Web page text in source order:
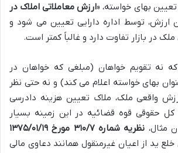
ارزش معاملاتی املاک در
ارزش، توسط اداره دارایی تعیین می شود و
ملک در بازار تفاوت دارد و غالباً کمتر است.
نه تقویم خواهان (مبلغی که خواهان در
بهای خواسته اعلام می کند) و نه حتی نظر
واقعی ملک، ملاک تعیین هزینه دادرسی
کل حقوقی قوه قضائیه در این زمینه بسیار
مثال، نظریه شماره ۳۱۰/۷ مورخ ۱۳۷۵/۰۱/۱۹
ید از اعیان غیرمنقول همانند دعاوی مالی